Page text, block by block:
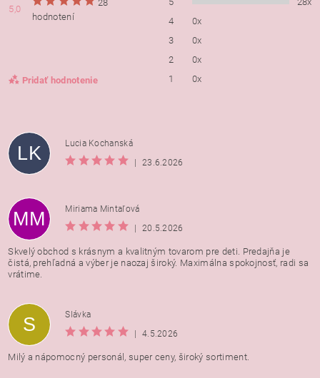
5,0
28
hodnotení
Pridať hodnotenie
4
0x
3
0x
2
0x
1
0x
Vložením hodnotenie súhlasíte s
osobných údajov
LK
Lucia Kochanská
|
23.6.2026
MM
Miriama Mintaľová
|
20.5.2026
Skvelý obchod s krásnym a kvalitným tovarom pre deti. Predajňa je
čistá, prehľadná a výber je naozaj široký. Maximálna spokojnosť, radi sa
vrátime.
S
Slávka
|
4.5.2026
Milý a nápomocný personál, super ceny, široký sortiment.